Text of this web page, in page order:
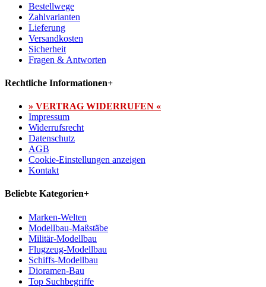
Bestellwege
Zahlvarianten
Lieferung
Versandkosten
Sicherheit
Fragen & Antworten
Rechtliche Informationen+
» VERTRAG WIDERRUFEN «
Impressum
Widerrufsrecht
Datenschutz
AGB
Cookie-Einstellungen anzeigen
Kontakt
Beliebte Kategorien+
Marken-Welten
Modellbau-Maßstäbe
Militär-Modellbau
Flugzeug-Modellbau
Schiffs-Modellbau
Dioramen-Bau
Top Suchbegriffe